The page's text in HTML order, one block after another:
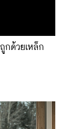
กด้วยเหล็ก